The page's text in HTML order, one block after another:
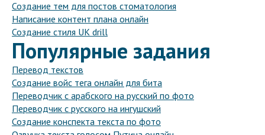
Создание тем для постов стоматология
Написание контент плана онлайн
Создание стиля UK drill
Популярные задания
Перевод текстов
Создание войс тега онлайн для бита
Переводчик с арабского на русский по фото
Переводчик с русского на ингушский
Создание конспекта текста по фото